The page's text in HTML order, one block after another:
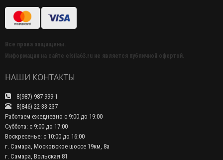
Все права защищены.
Информация на сайте elsila63.ru не является публичной офертой.
НАШИ КОНТАКТЫ
8(987) 987-999-1
8(846) 22-33-237
Работаем ежедневно с 9:00 до 19:00
Суббота: с 9:00 до 17:00
Воскресенье: с 10:00 до 16:00
г. Самара, Московское шоссе 19км, 8а
г. Самара, Вольская 81